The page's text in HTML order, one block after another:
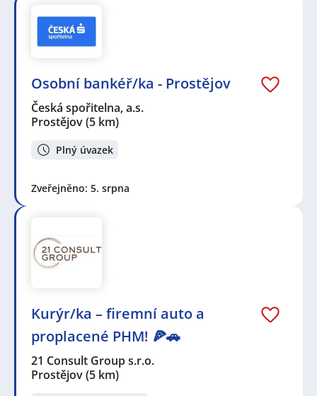
Osobní bankéř/ka - Prostějov
Česká spořitelna, a.s.
Prostějov(5 km)
Plný úvazek
Zveřejněno: 5. srpna
Kurýr/ka – firemní auto a
proplacené PHM! 🍕🚗
21 Consult Group s.r.o.
Prostějov(5 km)